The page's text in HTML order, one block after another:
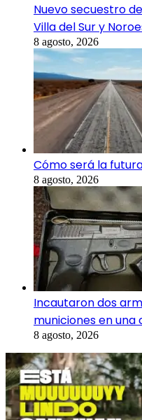
Nuevo secuestro
Villa del Sur y
8 agosto, 2026
Cómo será la
8 agosto, 2026
Incautaron dos
municiones en una
8 agosto, 2026